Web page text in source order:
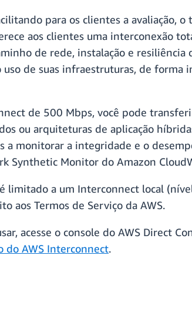
para os clientes a avaliação,
aos clientes uma interconexão
de rede, instalação e
uso de suas infraestruturas, de forma
de 500 Mbps, você pode
ou arquiteturas de aplicação
a monitorar a integridade e o
Synthetic Monitor do Amazon
limitado a um Interconnect local
aos Termos de Serviço da AWS.
acesse o console do AWS Direct
do AWS Interconnect.